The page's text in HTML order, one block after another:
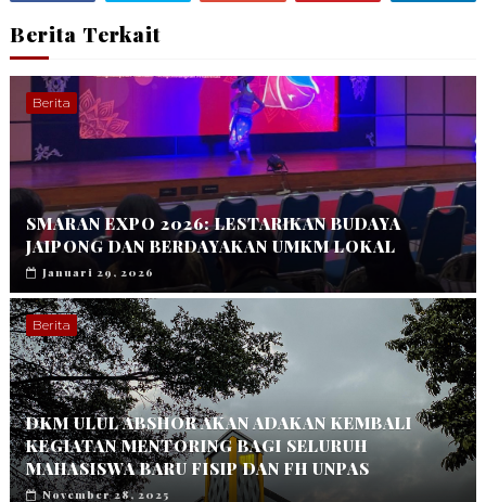
Berita Terkait
Berita
SMARAN EXPO 2026: LESTARIKAN BUDAYA
JAIPONG DAN BERDAYAKAN UMKM LOKAL
Januari 29, 2026
Berita
DKM ULUL ABSHOR AKAN ADAKAN KEMBALI
KEGIATAN MENTORING BAGI SELURUH
MAHASISWA BARU FISIP DAN FH UNPAS
November 28, 2025